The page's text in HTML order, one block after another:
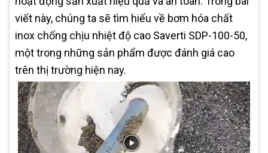
viết này, chúng ta sẽ tìm hiểu về bơm hóa chất
inox chống chịu nhiệt độ cao Saverti SDP-100-50,
một trong những sản phẩm được đánh giá cao
trên thị trường hiện nay.